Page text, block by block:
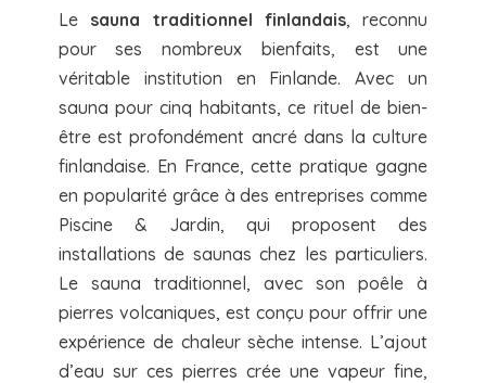
Le sauna traditionnel finlandais, reconnu
pour ses nombreux bienfaits, est une
véritable institution en Finlande. Avec un
sauna pour cinq habitants, ce rituel de bien-
être est profondément ancré dans la culture
finlandaise. En France, cette pratique gagne
en popularité grâce à des entreprises comme
Piscine & Jardin, qui proposent des
installations de saunas chez les particuliers.
Le sauna traditionnel, avec son poêle à
pierres volcaniques, est conçu pour offrir une
expérience de chaleur sèche intense. L’ajout
d’eau sur ces pierres crée une vapeur fine,